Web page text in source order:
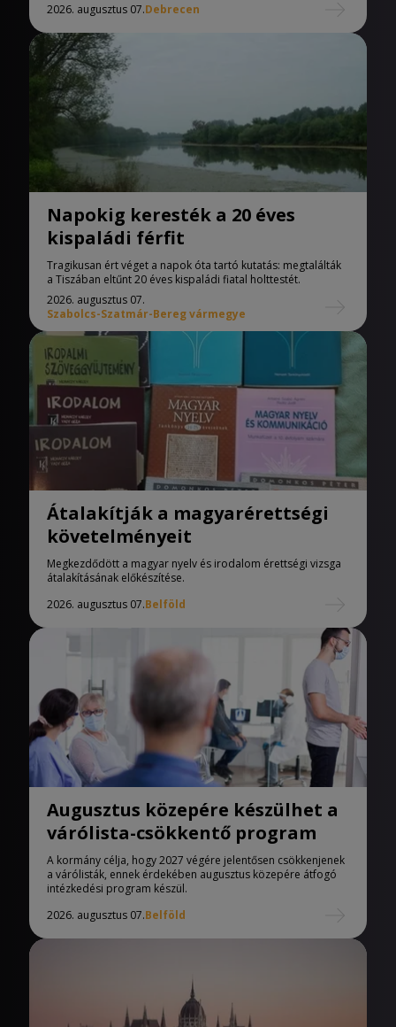
2026. augusztus 07.Debrecen
Napokig keresték a 20 éves
kispaládi férfit
Tragikusan ért véget a napok óta tartó kutatás: megtalálták
a Tiszában eltűnt 20 éves kispaládi fiatal holttestét.
2026. augusztus 07.
Szabolcs-Szatmár-Bereg vármegye
Átalakítják a magyarérettségi
követelményeit
Megkezdődött a magyar nyelv és irodalom érettségi vizsga
átalakításának előkészítése.
2026. augusztus 07.Belföld
Augusztus közepére készülhet a
várólista-csökkentő program
A kormány célja, hogy 2027 végére jelentősen csökkenjenek
a várólisták, ennek érdekében augusztus közepére átfogó
intézkedési program készül.
2026. augusztus 07.Belföld